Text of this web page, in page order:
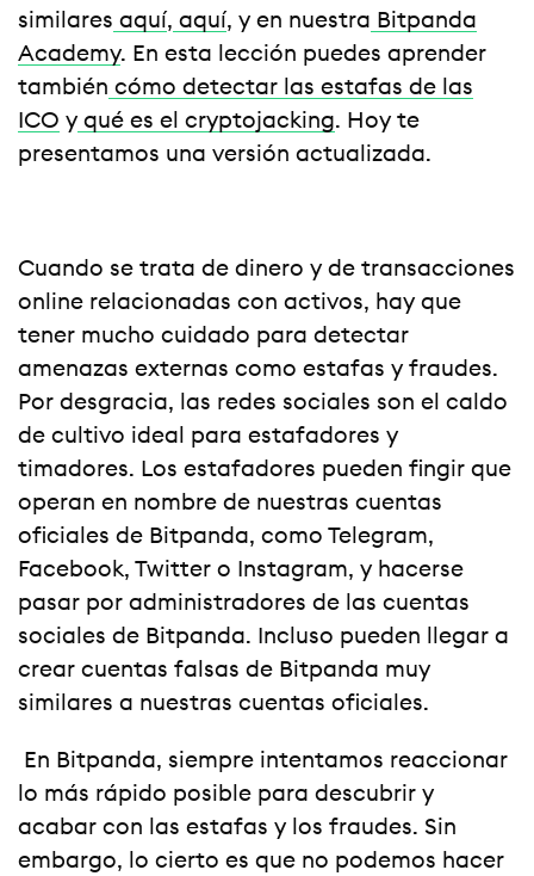
similares aquí, aquí, y en nuestra Bitpanda
Academy. En esta lección puedes aprender
también cómo detectar las estafas de las
ICO yqué es el cryptojacking. Hoy te
presentamos una versión actualizada.
Cuando se trata de dinero y de transacciones
online relacionadas con activos, hay que
tener mucho cuidado para detectar
amenazas externas como estafas y fraudes.
Por desgracia, las redes sociales son el caldo
de cultivo ideal para estafadores y
timadores. Los estafadores pueden fingir que
operan en nombre de nuestras cuentas
oficiales de Bitpanda, como Telegram,
Facebook, Twitter o Instagram, y hacerse
pasar por administradores de las cuentas
sociales de Bitpanda. Incluso pueden llegar a
crear cuentas falsas de Bitpanda muy
similares a nuestras cuentas oficiales.
En Bitpanda, siempre intentamos reaccionar
lo más rápido posible para descubrir y
acabar con las estafas y los fraudes. Sin
embargo, lo cierto es que no podemos hacer